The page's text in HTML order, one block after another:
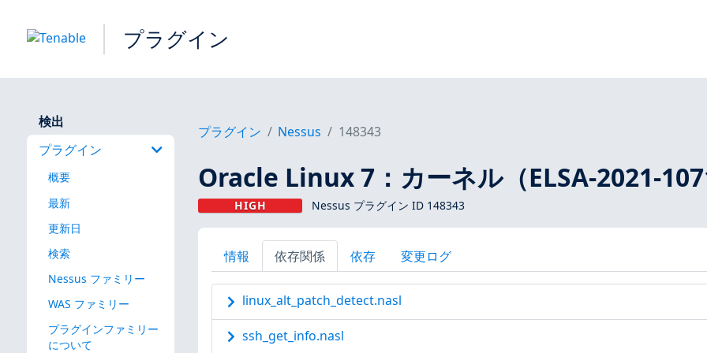
プラグイン
検出
プラグイン
概要
最新
更新日
検索
Nessus ファミリー
WAS ファミリー
プラグインファミリー
について
プラグイン Nessus 148343
Oracle Linux 7：カーネル（ELSA-2021-
HIGH Nessus プラグイン ID 148343
情報 依存関係 依存 変更ログ
linux_alt_patch_detect.nasl
ssh_get_info.nasl